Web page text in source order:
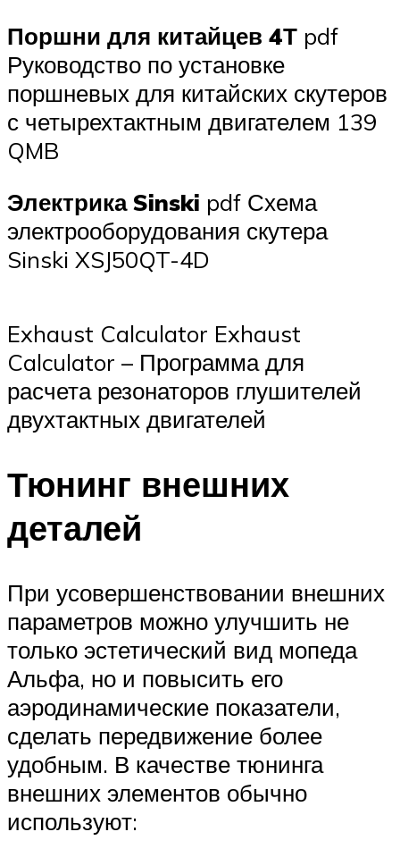
Поршни для китайцев 4Т pdf
Руководство по установке
поршневых для китайских скутеров
с четырехтактным двигателем 139
QMB
Электрика Sinski pdf Схема
электрооборудования скутера
Sinski XSJ50QT-4D
Exhaust Calculator Exhaust
Calculator – Программа для
расчета резонаторов глушителей
двухтактных двигателей
Тюнинг внешних
деталей
При усовершенствовании внешних
параметров можно улучшить не
только эстетический вид мопеда
Альфа, но и повысить его
аэродинамические показатели,
сделать передвижение более
удобным. В качестве тюнинга
внешних элементов обычно
используют: